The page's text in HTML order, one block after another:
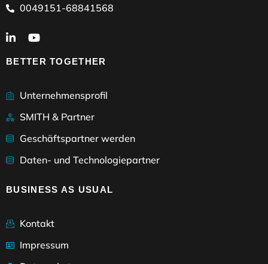
0049151-68841568
BETTER TOGETHER
Unternehmensprofil
SMITH & Partner
Geschäftspartner werden
Daten- und Technologiepartner
BUSINESS AS USUAL
Kontakt
Impressum